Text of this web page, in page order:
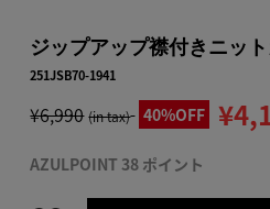
ジップアップ襟付きニッ
251JSB70-1941
¥6,990 (in tax) 40%OFF
AZULPOINT 38 ポイント